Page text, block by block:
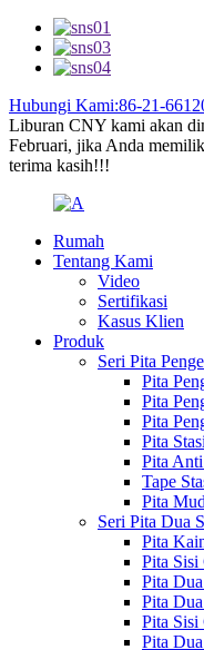
Hubungi Kami:86-21-
Liburan CNY kami akan
Februari, jika Anda
terima kasih!!!
Rumah
Tentang Kami
Video
Sertifikasi
Kasus Klien
Produk
Seri Pita
Pita
Pita
Pita
Pita
Pita
Tape
Pita
Seri Pita Dua
Pita
Pita Sisi
Pita
Pita
Pita Sisi
Pita